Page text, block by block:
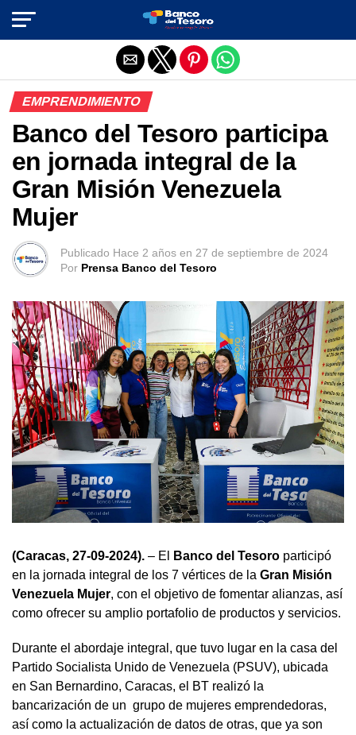
EMPRENDIMIENTO
Banco del Tesoro participa
en jornada integral de la
Gran Misión Venezuela
Mujer
Publicado Hace 2 años en 27 de septiembre de 2024
Por Prensa Banco del Tesoro
(Caracas, 27-09-2024). – El Banco del Tesoro participó
en la jornada integral de los 7 vértices de la Gran Misión
Venezuela Mujer, con el objetivo de fomentar alianzas, así
como ofrecer su amplio portafolio de productos y servicios.
Durante el abordaje integral, que tuvo lugar en la casa del
Partido Socialista Unido de Venezuela (PSUV), ubicada
en San Bernardino, Caracas, el BT realizó la
bancarización de un grupo de mujeres emprendedoras,
así como la actualización de datos de otras, que ya son
Salir de la versión móvil